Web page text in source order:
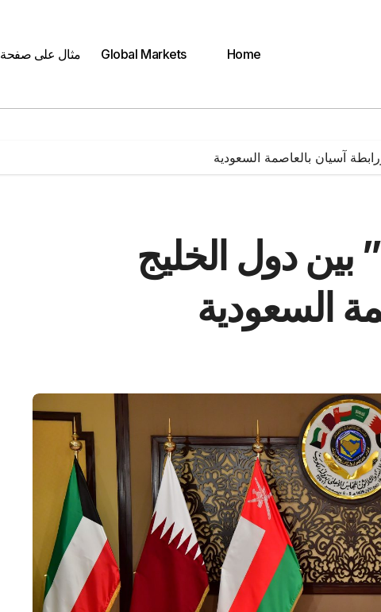
Home
Global Markets مثال على صفحة
آسيان بالعاصمة السعودية
بين دول الخليج
السعودية